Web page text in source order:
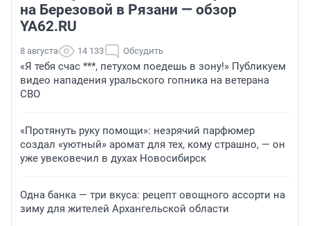
на Березовой в Рязани — обзор
YA62.RU
8 августа 14 133 Обсудить
«Я тебя счас ***, петухом поедешь в зону!» Публикуем
видео нападения уральского гопника на ветерана
СВО
«Протянуть руку помощи»: незрячий парфюмер
создал «уютный» аромат для тех, кому страшно, — он
уже увековечил в духах Новосибирск
Одна банка — три вкуса: рецепт овощного ассорти на
зиму для жителей Архангельской области